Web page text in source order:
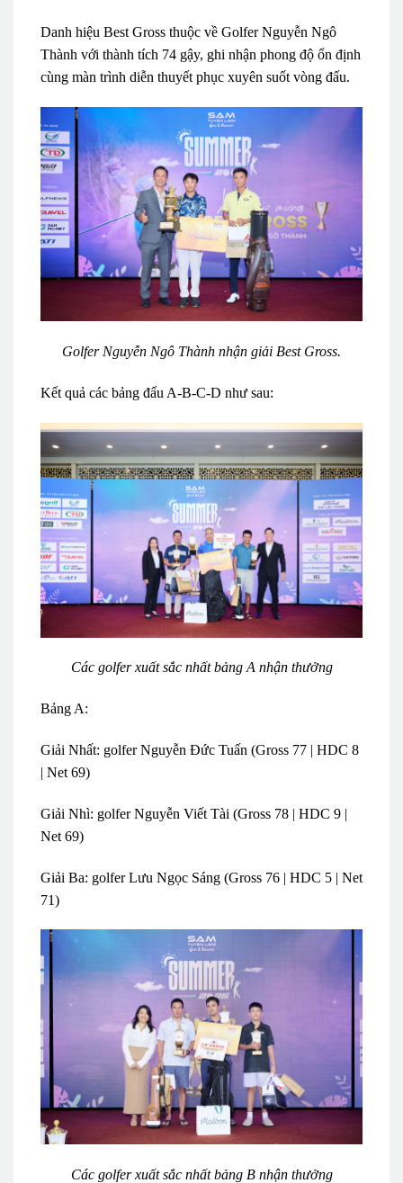
Danh hiệu Best Gross thuộc về Golfer Nguyễn Ngô
Thành với thành tích 74 gậy, ghi nhận phong độ ổn định
cùng màn trình diễn thuyết phục xuyên suốt vòng đấu.
Golfer Nguyễn Ngô Thành nhận giải Best Gross.
Kết quả các bảng đấu A-B-C-D như sau:
Các golfer xuất sắc nhất bảng A nhận thưởng
Bảng A:
Giải Nhất: golfer Nguyễn Đức Tuấn (Gross 77 | HDC 8
| Net 69)
Giải Nhì: golfer Nguyễn Viết Tài (Gross 78 | HDC 9 |
Net 69)
Giải Ba: golfer Lưu Ngọc Sáng (Gross 76 | HDC 5 | Net
71)
Các golfer xuất sắc nhất bảng B nhận thưởng